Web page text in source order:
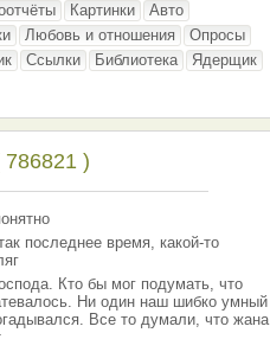
Картинки
Авто
Любовь и отношения
Опросы
Ссылки Библиотека
Ядерщик
)
последнее время, какой-то
Кто бы мог подумать, что
Ни один наш шибко умный
Все то думали, что жана